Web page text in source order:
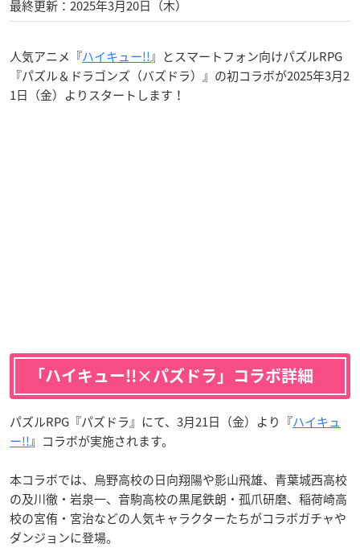
最終更新：2025年3月20日（木）
人気アニメ『ハイキュー!!』とスマートフォン向けパズルRPG
『パズル＆ドラゴンズ（バズドラ）』の初コラボが2025年3月2
1日（金）よりスタートします！
「ハイキュー!!×パズドラ」コラボ詳細
パズルRPG『パズドラ』にて、3月21日（金）より『ハイキュ
ー!!』コラボが実施されます。
本コラボでは、烏野高校の日向翔陽や影山飛雄、青葉城西高校
の及川徹・岩泉一、音駒高校の黒尾鉄朗・孤爪研磨、稲荷崎高
校の宮侑・宮治などの人気キャラクターたちがコラボガチャや
ダンジョンに登場。